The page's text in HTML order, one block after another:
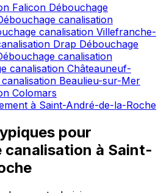
Falicon Débouchage
canalisation
canalisation Villefranche-
Drap Débouchage
canalisation
canalisation Châteauneuf-
Beaulieu-sur-Mer
Colomars
à Saint-André-de-la-Roche
pour
canalisation à Saint-